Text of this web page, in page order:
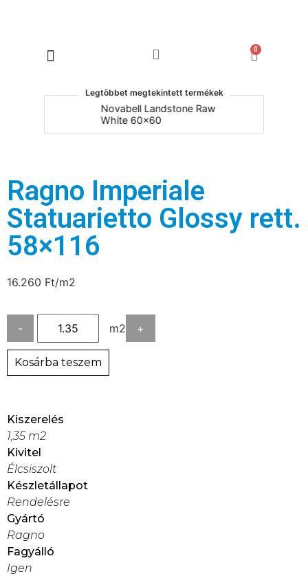
0
Legtöbbet megtekintett termékek
Novabell Landstone Raw
White 60x60
Ragno Imperiale
Statuarietto Glossy rett.
58×116
16.260 Ft/m2
- m2 +
Kosárba teszem
Kiszerelés
1,35 m2
Kivitel
Élcsiszolt
Készletállapot
Rendelésre
Gyártó
Ragno
Fagyálló
Igen